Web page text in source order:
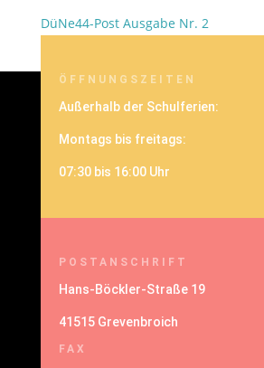
DüNe44-Post Ausgabe Nr. 2
ÖFFNUNGSZEITEN
Außerhalb der Schulferien:
Montags bis freitags:
07:30 bis 16:00 Uhr
POSTANSCHRIFT
Hans-Böckler-Straße 19
41515 Grevenbroich
FAX